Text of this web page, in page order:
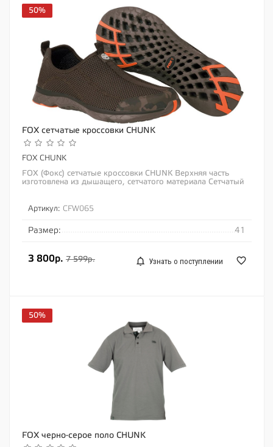
50%
FOX сетчатые кроссовки CHUNK
FOX CHUNK
FOX (Фокс) сетчатые кроссовки CHUNK Верхняя часть
изготовлена из дышащего, сетчатого материала Сетчатый
Артикул: CFW065
Размер: 41
3 800р. 7 599р. Узнать о поступлении
50%
FOX черно-серое поло CHUNK